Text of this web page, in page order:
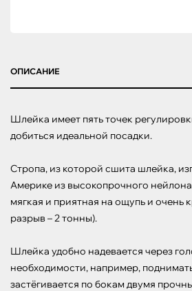
ОПИСАНИЕ
Шлейка имеет пять точек
добиться идеальной посадки.
Стропа, из которой сшита шлейка,
Америке из высокопрочного
мягкая и приятная на ощупь и очень
разрыв – 2 тонны).
Шлейка удобно надевается через
необходимости, например,
застёгивается по бокам двумя